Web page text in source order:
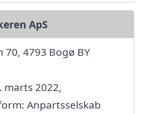
ApS
70, 4793 Bogø BY
marts 2022,
Anpartsselskab